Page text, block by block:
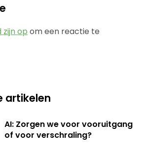
zijn op om een reactie te
artikelen
AI: Zorgen we voor vooruitgang
of voor verschraling?